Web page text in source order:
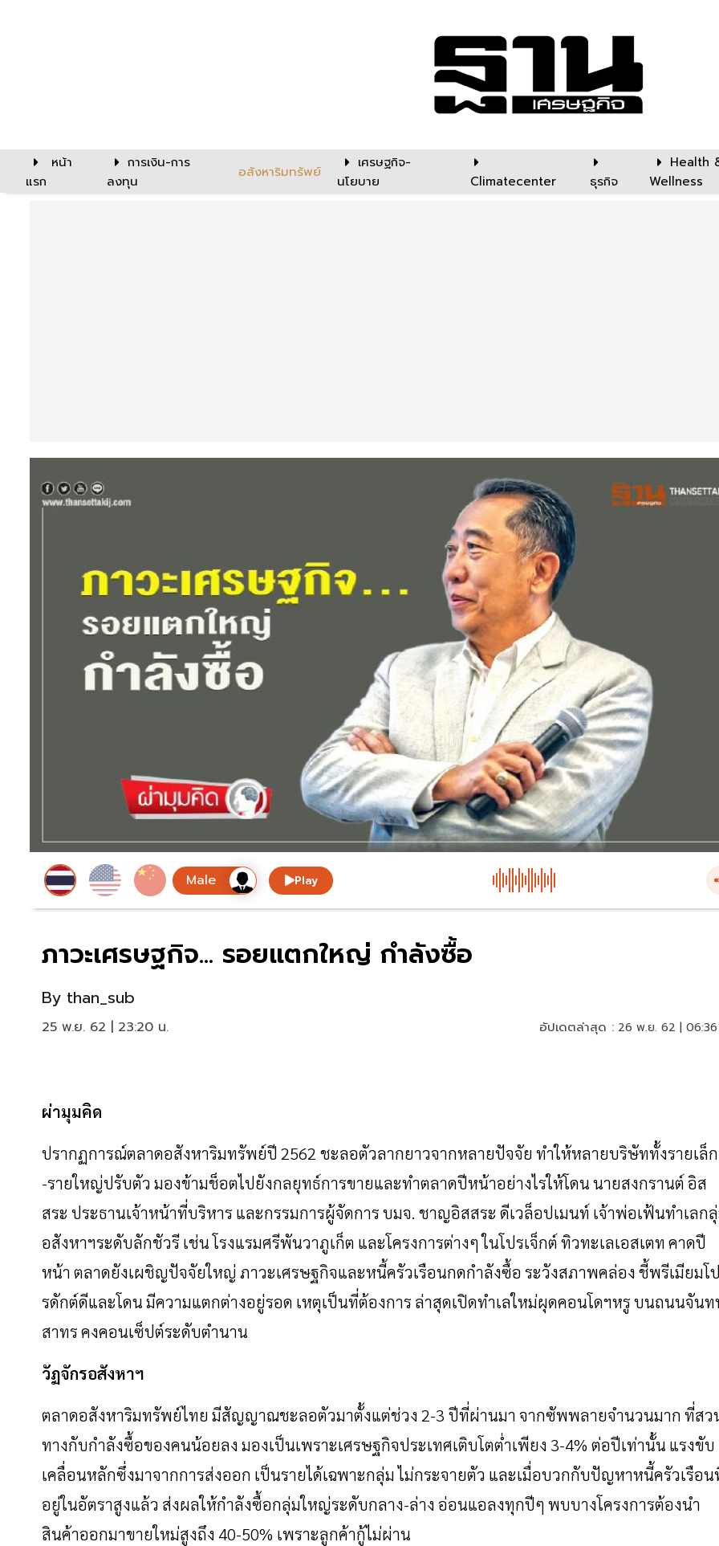
หน้า
แรก
การเงิน-การ
ลงทุน
อสังหาริมทรัพย์
เศรษฐกิจ-
นโยบาย
Climatecenter ธุรกิจ
Health
Wellness
Play
ภาวะเศรษฐกิจ... รอยแตกใหญ่ กำลังซื้อ
By than_sub
25 พ.ย. 62 | 23:20 น. อัปเดตล่าสุด : 26 พ.ย. 62 |
ผ่ามุมคิด
ปรากฏการณ์ตลาดอสังหาริมทรัพย์ปี2562 ชะลอตัวลากยาวจากหลายปัจจัยทำให้หลายบริษัททั้งรายเล็ก
-รายใหญ่ปรับตัวมองข้ามช็อตไปยังกลยุทธ์การขายและทำตลาดปีหน้าอย่างไรให้โดนนายสงกรานต์อิส
สระ ประธานเจ้าหน้าที่บริหาร และกรรมการผู้จัดการบมจ. ชาญอิสสระ ดีเวล็อปเมนท์ เจ้าพ่อเฟ้นทำเลก
อสังหาฯระดับลักชัวรีเช่นโรงแรมศรีพันวาภูเก็ต และโครงการต่างๆในโปรเจ็กต์ทิวทะเลเอสเตทคาดปี
หน้าตลาดยังเผชิญปัจจัยใหญ่ภาวะเศรษฐกิจและหนี้ครัวเรือนกดกำลังซื้อระวังสภาพคล่องชี้พรีเมียมโ
รดักต์ดีและโดนมีความแตกต่างอยู่รอด เหตุเป็นที่ต้องการ ล่าสุดเปิดทำเลใหม่ผุดคอนโดฯหรูบนถนนจันท
สาทรคงคอนเซ็ปต์ระดับตำนาน
วัฏจักรอสังหาฯ
ตลาดอสังหาริมทรัพย์ไทยมีสัญญาณชะลอตัวมาตั้งแต่ช่วง2-3 ปีที่ผ่านมาจากซัพพลายจำนวนมากที่สว
ทางกับกำลังซื้อของคนน้อยลงมองเป็นเพราะเศรษฐกิจประเทศเติบโตต่ำเพียง 3-4% ต่อปีเท่านั้น แรงขับ
เคลื่อนหลักซึ่งมาจากการส่งออก เป็นรายได้เฉพาะกลุ่มไม่กระจายตัว และเมื่อบวกกับปัญหาหนี้ครัวเรือน
อยู่ในอัตราสูงแล้ว ส่งผลให้กำลังซื้อกลุ่มใหญ่ระดับกลาง-ล่างอ่อนแอลงทุกปีๆพบบางโครงการต้องนำ
สินค้าออกมาขายใหม่สูงถึง 40-50% เพราะลูกค้ากู้ไม่ผ่าน